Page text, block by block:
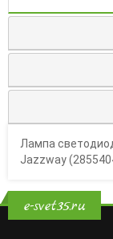
Лампа
Jazzway
e-svet35.ru